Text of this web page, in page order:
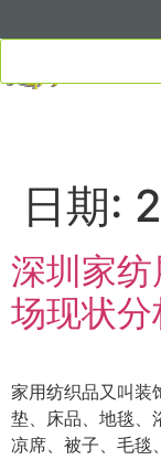
日期:
深圳家
场现状分
家用纺织品又叫装
垫、床品、地毯、
凉席、被子、毛毯